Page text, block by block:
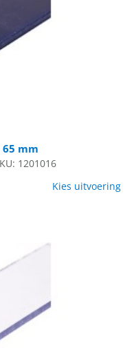
mm
1201016
Kies uitvoering